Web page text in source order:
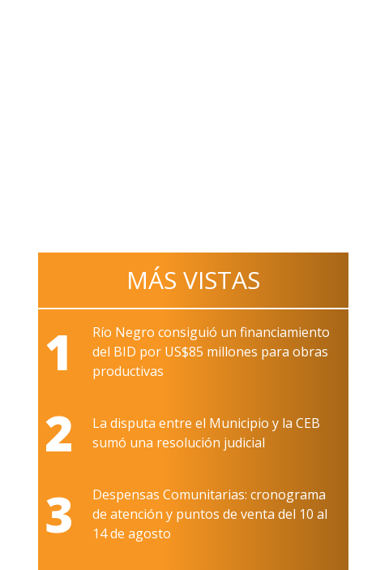
MÁS VISTAS
1
Río Negro consiguió un financiamiento
del BID por US$85 millones para obras
productivas
2
La disputa entre el Municipio y la CEB
sumó una resolución judicial
3
Despensas Comunitarias: cronograma
de atención y puntos de venta del 10 al
14 de agosto